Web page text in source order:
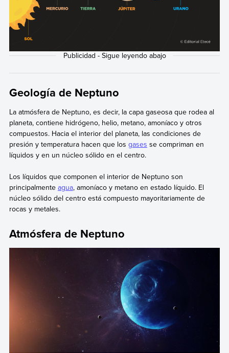
Geología de Neptuno
La atmósfera de Neptuno, es decir, la capa gaseosa que rodea al
planeta, contiene hidrógeno, helio, metano, amoníaco y otros
compuestos. Hacia el interior del planeta, las condiciones de
presión y temperatura hacen que los gases se compriman en
líquidos y en un núcleo sólido en el centro.
Los líquidos que componen el interior de Neptuno son
principalmente agua, amoníaco y metano en estado líquido. El
núcleo sólido del centro está compuesto mayoritariamente de
rocas y metales.
Atmósfera de Neptuno